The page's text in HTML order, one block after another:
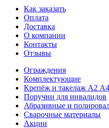
Как заказать
Оплата
Доставка
О компании
Контакты
Отзывы
Ограждения
Комплектующие
Крепёж и такелаж А2 А4
Поручни для инвалидов
Абразивные и
Сварочные материалы
Акции